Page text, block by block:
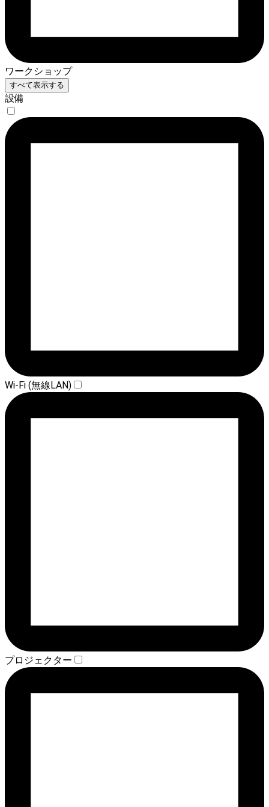
ワークショップ
すべて表示する
設備
Wi-Fi (無線LAN)
プロジェクター